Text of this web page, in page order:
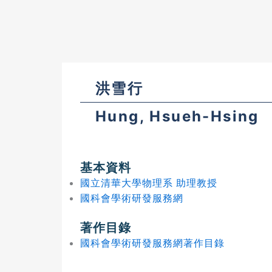
洪雪行
Hung, Hsueh-Hsing
基本資料
國立清華大學物理系 助理教授
國科會學術研發服務網
著作目錄
國科會學術研發服務網著作目錄